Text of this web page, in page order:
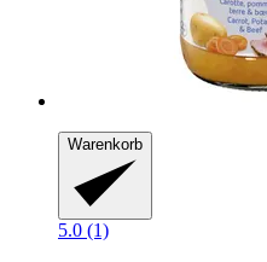
Warenkorb
5.0 (1)